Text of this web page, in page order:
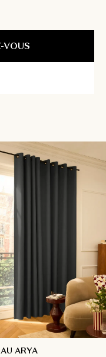
: rayures, motifs
et en version à
rideaux s’adaptent
améliorer l’isolation.
et style pour
VOUS
ARYA